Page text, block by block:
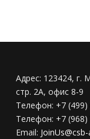
Адрес: 123424, г.
стр. 2А, офис 8-9
Телефон: +7
Телефон: +7 (968)
Email: